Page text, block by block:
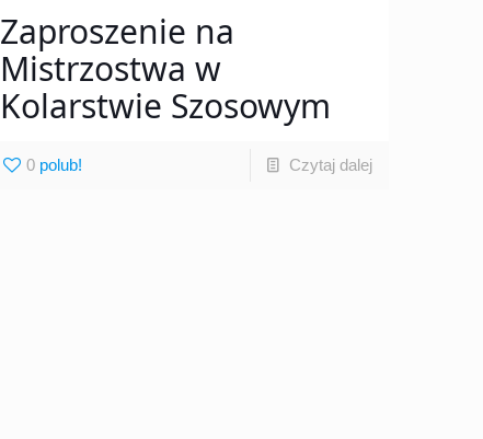
Zaproszenie na
Mistrzostwa w
Kolarstwie Szosowym
0 Czytaj dalej